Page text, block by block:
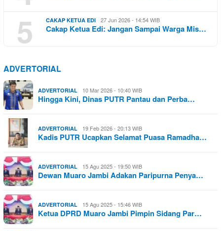
5 CAKAP KETUA EDI 27 Jun 2026 - 14:54 WIB
Cakap Ketua Edi: Jangan Sampai Warga Mis…
ADVERTORIAL
ADVERTORIAL 10 Mar 2026 - 10:40 WIB
Hingga Kini, Dinas PUTR Pantau dan Perba…
ADVERTORIAL 19 Feb 2026 - 20:13 WIB
Kadis PUTR Ucapkan Selamat Puasa Ramadha…
ADVERTORIAL 15 Agu 2025 - 19:50 WIB
Dewan Muaro Jambi Adakan Paripurna Penya…
ADVERTORIAL 15 Agu 2025 - 15:46 WIB
Ketua DPRD Muaro Jambi Pimpin Sidang Par…